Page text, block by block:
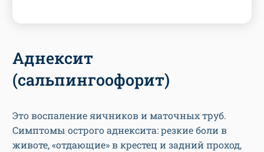
Аднексит
(сальпингоофорит)
Это воспаление яичников и маточных труб.
Симптомы острого аднексита: резкие боли в
животе, «отдающие» в крестец и задний проход,